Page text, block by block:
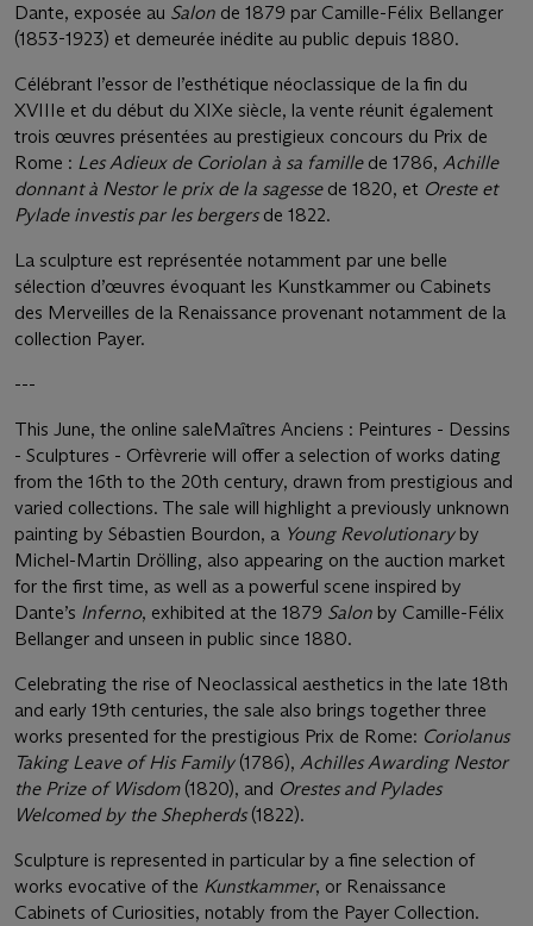
Dante, exposée au Salon de 1879 par Camille-Félix Bellanger
(1853-1923) et demeurée inédite au public depuis 1880.
Célébrant l’essor de l’esthétique néoclassique de la fin du
XVIIIe et du début du XIXe siècle, la vente réunit également
trois œuvres présentées au prestigieux concours du Prix de
Rome : Les Adieux de Coriolan à sa famillede 1786, Achille
donnant à Nestor le prix de la sagessede 1820, et Oreste et
Pylade investis par les bergersde 1822.
La sculpture est représentée notamment par une belle
sélection d’œuvres évoquant les Kunstkammer ou Cabinets
des Merveilles de la Renaissance provenant notamment de la
collection Payer.
---
This June, the online saleMaîtres Anciens : Peintures - Dessins
- Sculptures - Orfèvrerie will offer a selection of works dating
from the 16th to the 20th century, drawn from prestigious and
varied collections. The sale will highlight a previously unknown
painting by Sébastien Bourdon, a Young Revolutionaryby
Michel-Martin Drölling, also appearing on the auction market
for the first time, as well as a powerful scene inspired by
Dante’s Inferno, exhibited at the 1879 Salon by Camille-Félix
Bellanger and unseen in public since 1880.
Celebrating the rise of Neoclassical aesthetics in the late 18th
and early 19th centuries, the sale also brings together three
works presented for the prestigious Prix de Rome: Coriolanus
Taking Leave of His Family(1786), Achilles Awarding Nestor
the Prize of Wisdom(1820), and Orestes and Pylades
Welcomed by the Shepherds(1822).
Sculpture is represented in particular by a fine selection of
works evocative of the Kunstkammer, or Renaissance
Cabinets of Curiosities, notably from the Payer Collection.